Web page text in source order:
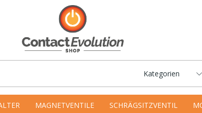
Kategorien
MAGNETVENTILE SCHRÄGSITZVENTIL